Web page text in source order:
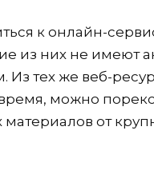
к онлайн-
из них не имеют
Из тех же веб-
можно
от